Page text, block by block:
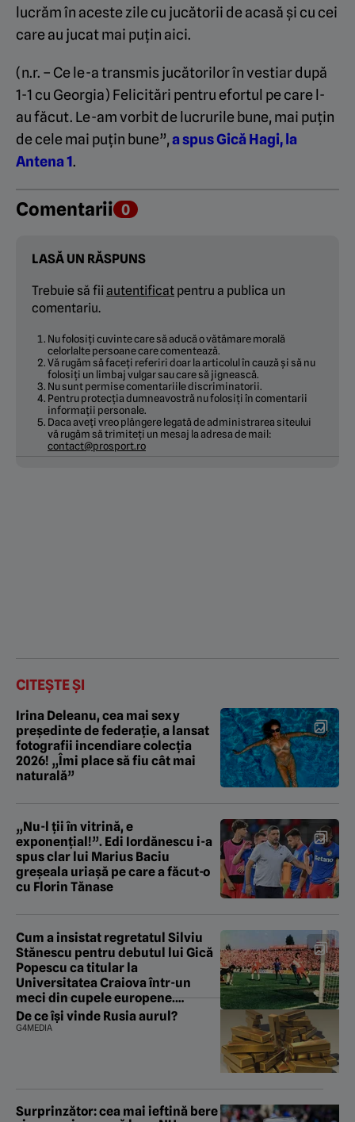
lucrăm în aceste zile cu jucătorii de acasă și cu cei
care au jucat mai puțin aici.
(n.r. – Ce le-a transmis jucătorilor în vestiar după
1-1 cu Georgia) Felicitări pentru efortul pe care l-
au făcut. Le-am vorbit de lucrurile bune, mai puțin
de cele mai puțin bune”,a spus Gică Hagi, la
Antena 1.
Comentarii 0
LASĂ UN RĂSPUNS
Trebuie să fii autentificat pentru a publica un
comentariu.
Nu folosiți cuvinte care să aducă o vătămare morală
celorlalte persoane care comentează.
Vă rugăm să faceți referiri doar la articolul în cauză și să nu
folosiți un limbaj vulgar sau care să jignească.
Nu sunt permise comentariile discriminatorii.
Pentru protecția dumneavostră nu folosiți în comentarii
informații personale.
Daca aveți vreo plângere legată de administrarea siteului
vă rugăm să trimiteți un mesaj la adresa de mail:
contact@prosport.ro
CITEȘTE ȘI
Irina Deleanu, cea mai sexy
președinte de federație, a lansat
fotografii incendiare colecția
2026! „Îmi place să fiu cât mai
naturală”
„Nu-l ții în vitrină, e
exponențial!”. Edi Iordănescu i-a
spus clar lui Marius Baciu
greșeala uriașă pe care a făcut-o
cu Florin Tănase
Cum a insistat regretatul Silviu
Stănescu pentru debutul lui Gică
Popescu ca titular la
Universitatea Craiova într-un
meci din cupele europene.
EXCLUSIV
De ce își vinde Rusia aurul?
G4MEDIA
Surprinzător: cea mai ieftină bere